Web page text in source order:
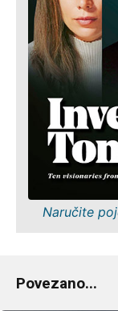
Naručite
Povezano...